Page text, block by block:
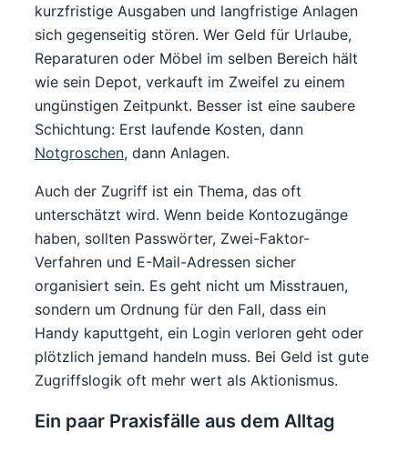
kurzfristige Ausgaben und langfristige Anlagen
sich gegenseitig stören. Wer Geld für Urlaube,
Reparaturen oder Möbel im selben Bereich hält
wie sein Depot, verkauft im Zweifel zu einem
ungünstigen Zeitpunkt. Besser ist eine saubere
Schichtung: Erst laufende Kosten, dann
Notgroschen, dann Anlagen.
Auch der Zugriff ist ein Thema, das oft
unterschätzt wird. Wenn beide Kontozugänge
haben, sollten Passwörter, Zwei-Faktor-
Verfahren und E-Mail-Adressen sicher
organisiert sein. Es geht nicht um Misstrauen,
sondern um Ordnung für den Fall, dass ein
Handy kaputtgeht, ein Login verloren geht oder
plötzlich jemand handeln muss. Bei Geld ist gute
Zugriffslogik oft mehr wert als Aktionismus.
Ein paar Praxisfälle aus dem Alltag